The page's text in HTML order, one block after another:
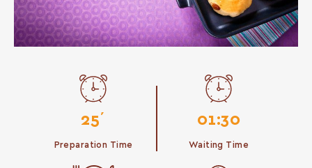
25΄
Preparation Time
01:30
Waiting Time